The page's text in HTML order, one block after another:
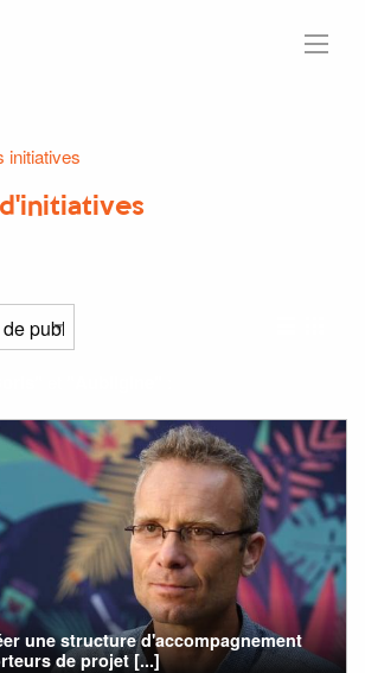
initiatives
une structure d'accompagnement
de projet [...]